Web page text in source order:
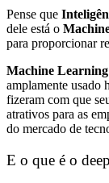
Pense que
dele está o
para proporcionar
Machine Learning
amplamente usado
fizeram com que
atrativos para as
do mercado de
E o que é o